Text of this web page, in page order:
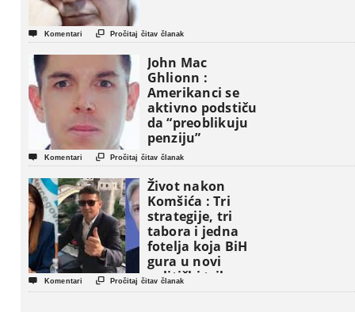
 Komentari  Pročitaj čitav članak
John Mac
Ghlionn :
Amerikanci se
aktivno podstiču
da “preoblikuju
penziju”
 Komentari  Pročitaj čitav članak
Život nakon
Komšića : Tri
strategije, tri
tabora i jedna
fotelja koja BiH
gura u novi
politički triler
 Komentari  Pročitaj čitav članak